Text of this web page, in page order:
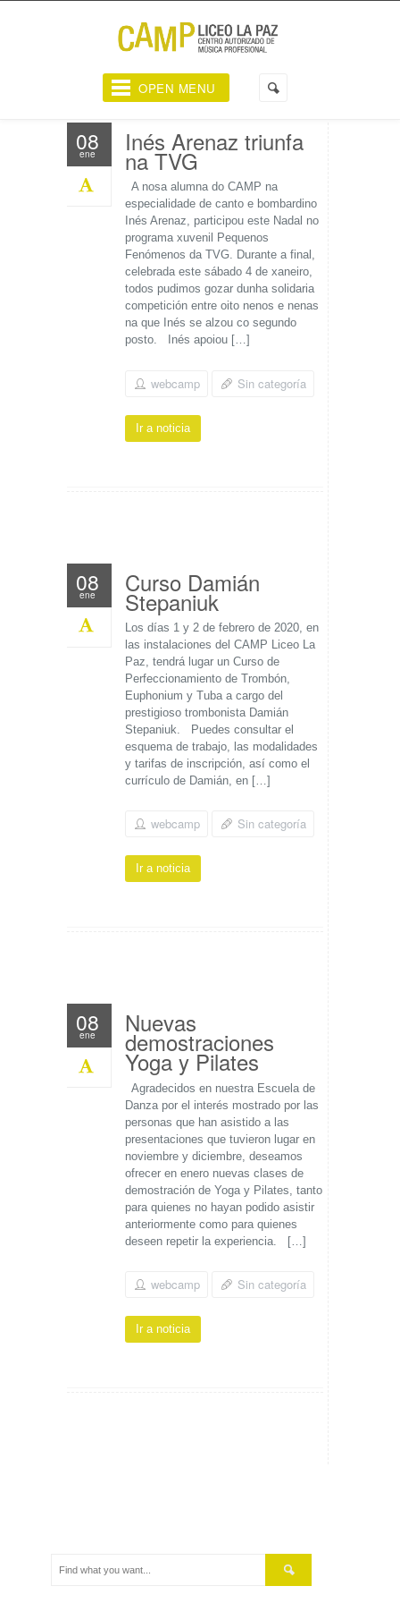
OPEN MENU
08
ene Inés Arenaz triunfa
na TVG
A nosa alumna do CAMP na
especialidade de canto e bombardino
Inés Arenaz, participou este Nadal no
programa xuvenil Pequenos
Fenómenos da TVG. Durante a final,
celebrada este sábado 4 de xaneiro,
todos pudimos gozar dunha solidaria
competición entre oito nenos e nenas
na que Inés se alzou co segundo
posto. Inés apoiou […]
webcamp Sin categoría
Ir a noticia
08
ene Curso Damián
Stepaniuk
Los días 1 y 2 de febrero de 2020, en
las instalaciones del CAMP Liceo La
Paz, tendrá lugar un Curso de
Perfeccionamiento de Trombón,
Euphonium y Tuba a cargo del
prestigioso trombonista Damián
Stepaniuk. Puedes consultar el
esquema de trabajo, las modalidades
y tarifas de inscripción, así como el
currículo de Damián, en […]
webcamp Sin categoría
Ir a noticia
08
ene Nuevas
demostraciones
Yoga y Pilates
Agradecidos en nuestra Escuela de
Danza por el interés mostrado por las
personas que han asistido a las
presentaciones que tuvieron lugar en
noviembre y diciembre, deseamos
ofrecer en enero nuevas clases de
demostración de Yoga y Pilates, tanto
para quienes no hayan podido asistir
anteriormente como para quienes
deseen repetir la experiencia. […]
webcamp Sin categoría
Ir a noticia